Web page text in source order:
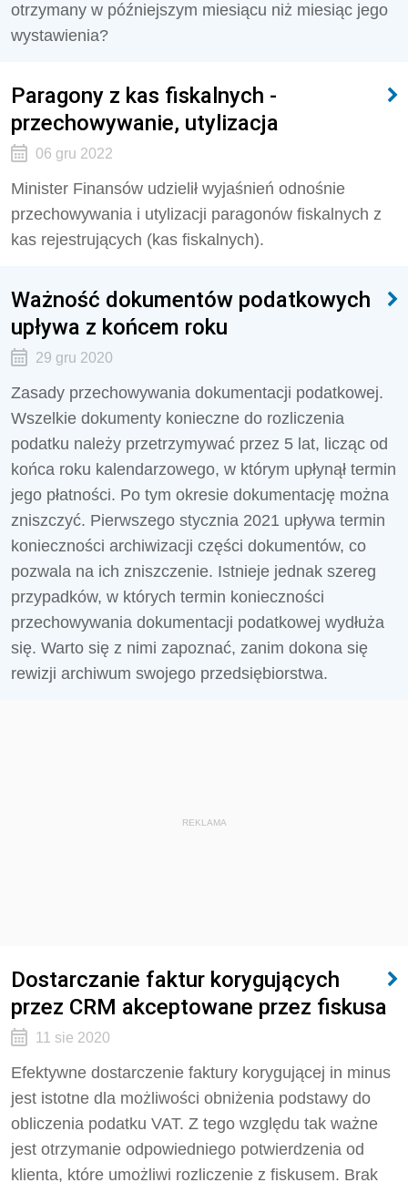
otrzymany w późniejszym miesiącu niż miesiąc jego
wystawienia?
Paragony z kas fiskalnych -
przechowywanie, utylizacja
06 gru 2022
Minister Finansów udzielił wyjaśnień odnośnie
przechowywania i utylizacji paragonów fiskalnych z
kas rejestrujących (kas fiskalnych).
Ważność dokumentów podatkowych
upływa z końcem roku
29 gru 2020
Zasady przechowywania dokumentacji podatkowej.
Wszelkie dokumenty konieczne do rozliczenia
podatku należy przetrzymywać przez 5 lat, licząc od
końca roku kalendarzowego, w którym upłynął termin
jego płatności. Po tym okresie dokumentację można
zniszczyć. Pierwszego stycznia 2021 upływa termin
konieczności archiwizacji części dokumentów, co
pozwala na ich zniszczenie. Istnieje jednak szereg
przypadków, w których termin konieczności
przechowywania dokumentacji podatkowej wydłuża
się. Warto się z nimi zapoznać, zanim dokona się
rewizji archiwum swojego przedsiębiorstwa.
REKLAMA
Dostarczanie faktur korygujących
przez CRM akceptowane przez fiskusa
11 sie 2020
Efektywne dostarczenie faktury korygującej in minus
jest istotne dla możliwości obniżenia podstawy do
obliczenia podatku VAT. Z tego względu tak ważne
jest otrzymanie odpowiedniego potwierdzenia od
klienta, które umożliwi rozliczenie z fiskusem. Brak